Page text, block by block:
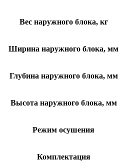
Вес наружного блока, кг
Ширина наружного блока, мм
Глубина наружного блока, мм
Высота наружного блока, мм
Режим осушения
Комплектация